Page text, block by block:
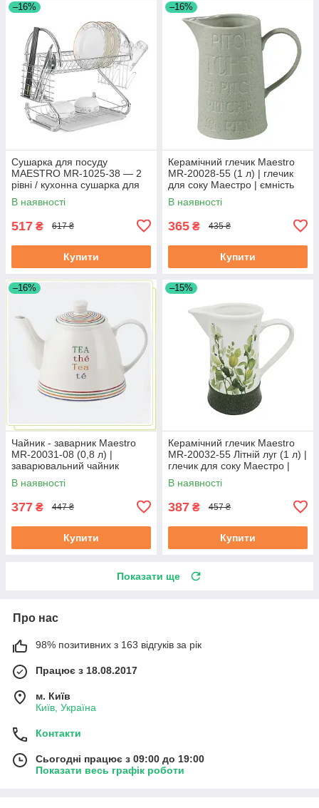
–16%
Сушарка для посуду
MAESTRO MR-1025-38 — 2
рівні / кухонна сушарка для
посуду Маестро
В наявності
517 ₴ 617 ₴
Купити
–16%
Керамічний глечик Maestro
MR-20028-55 (1 л) | глечик
для соку Маестро | ємність
для води Маестро
В наявності
365 ₴ 435 ₴
Купити
–16%
Чайник - заварник Maestro
MR-20031-08 (0,8 л) |
заварювальний чайник
Маестро | керамічний чайник
Маестро
В наявності
377 ₴ 447 ₴
Купити
–15%
Керамічний глечик Maestro
MR-20032-55 Літній луг (1 л) |
глечик для соку Маестро |
ємність для води Маестро
В наявності
387 ₴ 457 ₴
Купити
Показати ще
Про нас
98% позитивних з 163 відгуків за рік
Працює з 18.08.2017
м. Київ
Київ, Україна
Контакти
Сьогодні працює з 09:00 до 19:00
Показати весь графік роботи